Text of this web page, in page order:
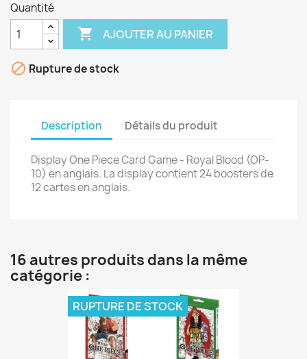
Quantité
 AJOUTER AU PANIER
 Rupture de stock
Description Détails du produit
Display One Piece Card Game - Royal Blood (OP-
10) en anglais. La display contient 24 boosters de
12 cartes en anglais.
16 autres produits dans la même
catégorie :
RUPTURE DE STOCK